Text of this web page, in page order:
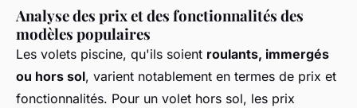
Analyse des prix et des fonctionnalités des
modèles populaires
Les volets piscine, qu'ils soient roulants, immergés
ou hors sol, varient notablement en termes de prix et
fonctionnalités. Pour un volet hors sol, les prix